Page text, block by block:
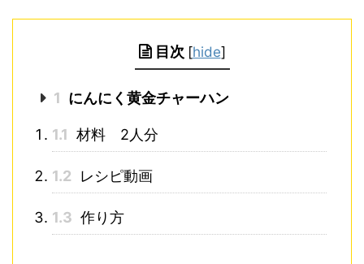
目次 [hide]
1 にんにく黄金チャーハン
1.1 材料 2人分
1.2 レシピ動画
1.3 作り方